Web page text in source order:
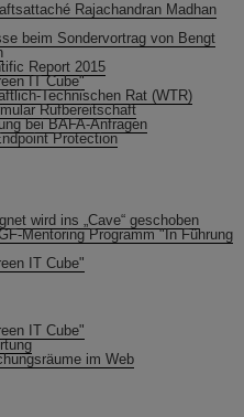
Rajachandran Madhan
beim Sondervortrag von Bengt
Report 2015
IT Cube"
Technischen Rat (WTR)
Rufbereitschaft
bei BAFA-Anfragen
Protection
wird ins „Cave“ geschoben
Mentoring Programm "In Führung
IT Cube"
IT Cube"
im Web